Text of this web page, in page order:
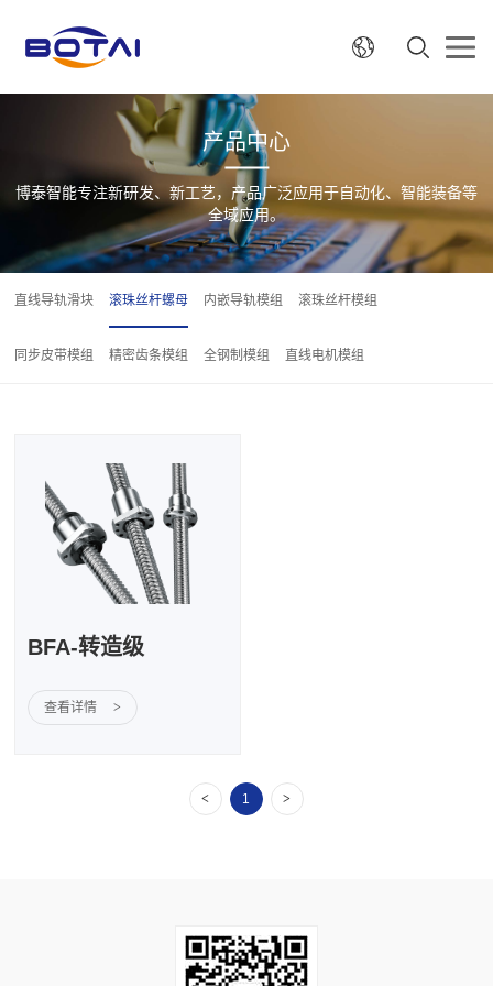
产品中心
博泰智能专注新研发、新工艺，产品广泛应用于自动化、智能装备等
全域应用。
直线导轨滑块 滚珠丝杆螺母 内嵌导轨模组 滚珠丝杆模组
同步皮带模组 精密齿条模组 全钢制模组 直线电机模组
BFA-转造级
查看详情 >
< 1 >